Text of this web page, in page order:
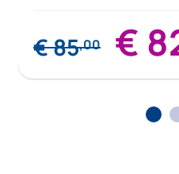
all’accesso prioritario che
prezioso. Durata della visita:
€ 85,00 €